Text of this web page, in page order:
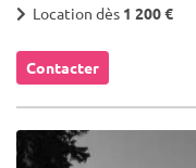
Location dès 1 200 €
Contacter